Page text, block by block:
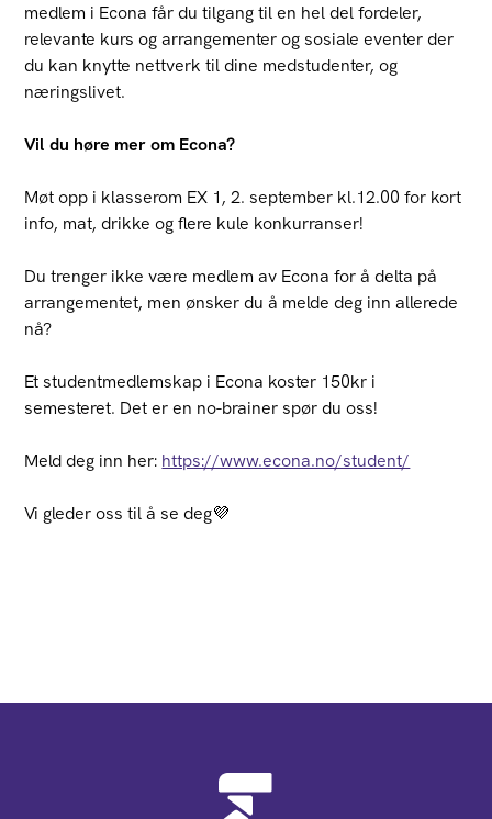
medlem i Econa får du tilgang til en hel del fordeler,
relevante kurs og arrangementer og sosiale eventer der
du kan knytte nettverk til dine medstudenter, og
næringslivet.
Vil du høre mer om Econa?
Møt opp i klasserom EX 1, 2. september kl.12.00 for kort
info, mat, drikke og flere kule konkurranser!
Du trenger ikke være medlem av Econa for å delta på
arrangementet, men ønsker du å melde deg inn allerede
nå?
Et studentmedlemskap i Econa koster 150kr i
semesteret. Det er en no-brainer spør du oss!
Meld deg inn her: https://www.econa.no/student/
Vi gleder oss til å se deg💜